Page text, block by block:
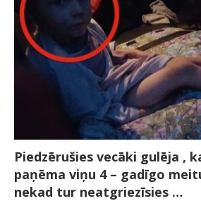
Piedzērušies vecāki gulēja ,
paņēma viņu 4 – gadīgo
nekad tur neatgriezīsies …